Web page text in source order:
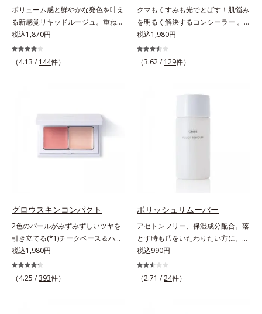
標準的な肌印象の方用の01は、普段
スキンケアをしっかり行っている美
容本格派の男性にもおススメです。
一方で、やや暗め～暗めの肌印象の
方用の02は、昔に比べて顔色がさえ
後、適量（直径1cm程度の粒）をと
り、顔全体に少量ずつムラなくのば
します。・オルビス ミスター ベー
スカラー コントローラー ハイカバ
た場合は、すぐに洗剤で丁寧に洗っ
てください。
ボリューム感と鮮やかな発色を叶え
る新感覚リキッドルージュ。重ねる
ほど、鮮やかにボリューミーに。1
本で美しい仕上がりを叶えるリキッ
ドルージュです。唇の凹凸を均一に
「カラーウェアリング処方」で、う
るおいのあるふっくらとした唇とつ
けたての鮮やかな発色を両立しま
す。マスクオフの瞬間も、ハッと目
シリル化シリカ、BG、ペンチレン
税込1,870円
（4.13 / 144件）
クマもくすみも光でとばす！肌悩み
を明るく解決するコンシーラー 。
クマやくすみ(*)、年齢肌の抱えるお
悩みを、光で飛ばしてカバーするコ
ンシーラーです。黄ぐすみをカバー
してアラを見せず、自然に肌悩みを
なテクスチャーのリキッドコンシー
ラーでのびがよく、凹凸のある目元
くすみに働きかける成分に2種のヒ
処方で、うるおうハリ肌へと整えま
税込1,980円
（3.62 / 129件）
グロウスキンコンパクト
2色のパールがみずみずしいツヤを
引き立てる(*1)チークベース＆ハイ
ライト。ベースメイクの仕上げに重
ねれば、みずみずしいツヤが表情を
一段と魅力的に引き立てる、チーク
税込1,980円
（4.25 /393件）
ポリッシュリムーバー
アセトンフリー、保湿成分配合。落
とす時も爪をいたわりたい方に。爪
へのやさしさを考えたネイルリムー
バー（除光液）です。アセトンフリ
ー処方で、さらに6種(*)のネイルケ
税込990円
（2.71 /24件）